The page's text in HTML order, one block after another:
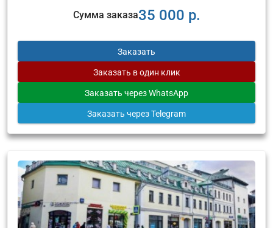
Сумма заказа35 000 р.
Заказать
Заказать в один клик
Заказать через WhatsApp
Заказать через Telegram